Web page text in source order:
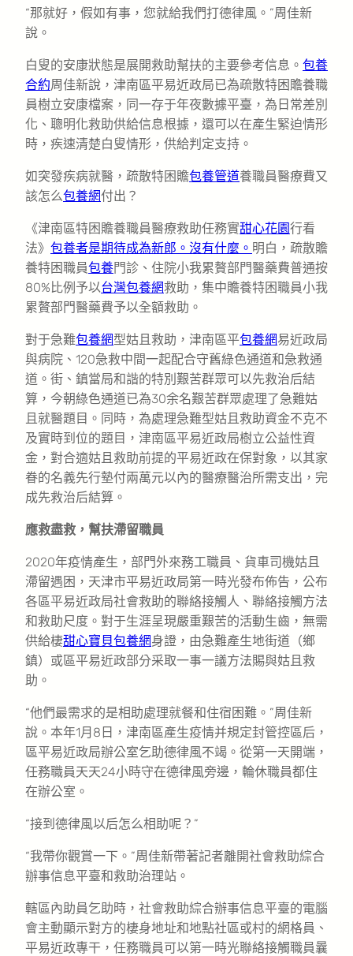
“那就好，假如有事，您就給我們打德律風。”周佳新
說。
白叟的安康狀態是展開救助幫扶的主要參考信息。 包養
合約周佳新說，津南區平易近政局已為疏散特困贍養職
員樹立安康檔案，同一存于年夜數據平臺，為日常差別
化、聰明化救助供給信息根據，還可以在產生緊迫情形
時，疾速清楚白叟情形，供給判定支持。
如突發疾病就醫，疏散特困贍包養管道養職員醫療費又
該怎么包養網付出？
《津南區特困贍養職員醫療救助任務實甜心花園行看
法》 包養者是期待成為新郎。沒有什麼。 明白，疏散贍
養特困職員包養門診、住院小我累贅部門醫藥費普通按
80%比例予以台灣包養網救助，集中贍養特困職員小我
累贅部門醫藥費予以全額救助。
對于急難包養網型姑且救助，津南區平包養網易近政局
與病院、120急救中間一起配合守舊綠色通道和急救通
道。街、鎮當局和諧的特別艱苦群眾可以先救治后結
算，今朝綠色通道已為30余名艱苦群眾處理了急難姑
且就醫題目。同時，為處理急難型姑且救助資金不克不
及實時到位的題目，津南區平易近政局樹立公益性資
金，對合適姑且救助前提的平易近政在保對象，以其家
眷的名義先行墊付兩萬元以內的醫療醫治所需支出，完
成先救治后結算。
應救盡救，幫扶滯留職員
2020年疫情產生，部門外來務工職員、貨車司機姑且
滯留遇困，天津市平易近政局第一時光發布佈告，公布
各區平易近政局社會救助的聯絡接觸人、聯絡接觸方法
和救助尺度。對于生涯呈現嚴重艱苦的活動生齒，無需
供給棲甜心寶貝包養網身證，由急難產生地街道（鄉
鎮）或區平易近政部分采取一事一議方法賜與姑且救
助。
“他們最需求的是相助處理就餐和住宿困難。”周佳新
說。本年1月8日，津南區產生疫情并規定封管控區后，
區平易近政局辦公室乞助德律風不竭。從第一天開端，
任務職員天天24小時守在德律風旁邊，輪休職員都住
在辦公室。
“接到德律風以后怎么相助呢？”
“我帶你觀賞一下。”周佳新帶著記者離開社會救助綜合
辦事信息平臺和救助治理站。
轄區內助員乞助時，社會救助綜合辦事信息平臺的電腦
會主動顯示對方的棲身地址和地點社區或村的網格員、
平易近政專干，任務職員可以第一時光聯絡接觸職員曩